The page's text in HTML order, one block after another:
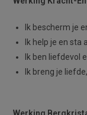
Ik bescherm je
Ik help je en sta
Ik ben liefdevol
Ik breng je